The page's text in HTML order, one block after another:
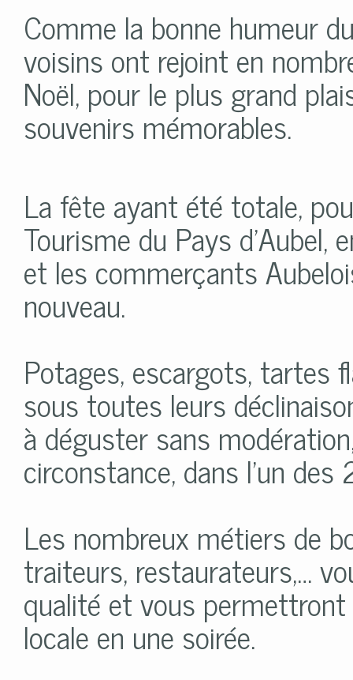
Comme la bonne humeur
voisins ont rejoint en
Noël, pour le plus grand
souvenirs mémorables.
La fête ayant été totale,
Tourisme du Pays
et les commerçants
nouveau.
Potages, escargots, tartes
sous toutes leurs
à déguster sans
circonstance, dans l’un
Les nombreux métiers de
traiteurs, restaurateurs,…
qualité et vous
locale en une soirée.